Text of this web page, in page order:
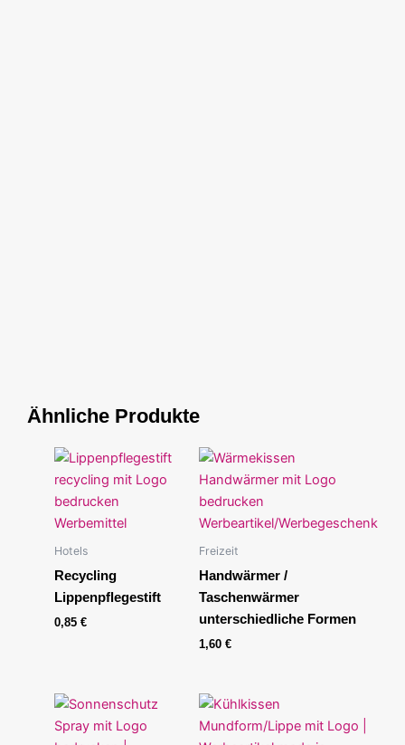
Ähnliche Produkte
Hotels
Recycling
Lippenpflegestift
0,85 €
Freizeit
Handwärmer /
Taschenwärmer
unterschiedliche Formen
1,60 €